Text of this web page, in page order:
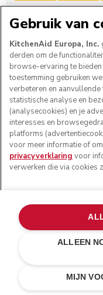
Kosten
Gebruik van
KitchenAid Europa, Inc.
derden om de
browse-ervaring te
toestemming gebruiken
verbeteren en
statistische analyse en
(analysecookies) en je
interesses en
platforms
voor meer informatie of
privacyverklaring voor
verwerken die via cookies
MIJN
ALLEEN